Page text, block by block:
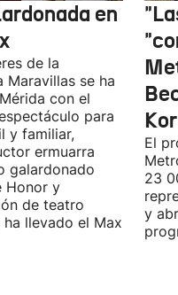
en
de la
Maravillas se ha
con el
para
y familiar,
ermuarra
galardonado
Honor y
de teatro
llevado el Max
El
23
y